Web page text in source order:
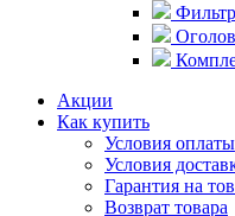
Акции
Как купить
Условия оплаты
Условия
Гарантия на
Возврат товара